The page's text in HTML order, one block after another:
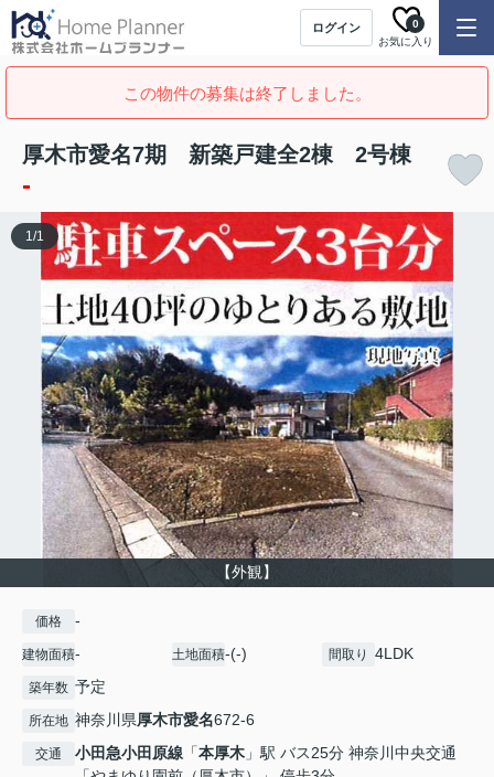
ログイン
お気に入り
0
この物件の募集は終了しました。
厚木市愛名7期 新築戸建全2棟 2号棟
-
【外観】
1/1
価格 -
建物面積- 土地面積-(-) 間取り 4LDK
築年数 予定
所在地 神奈川県厚木市愛名672-6
交通 小田急小田原線 「本厚木 」駅 バス25分 神奈川中央交通